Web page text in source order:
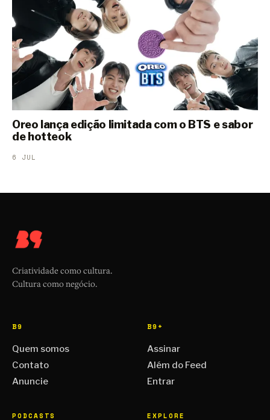
Oreo lança edição limitada com o BTS e sabor
de hotteok
6 JUL
Criatividade como cultura.
Cultura como negócio.
B9
Quem somos
Contato
Anuncie
B9+
Assinar
Além do Feed
Entrar
PODCASTS EXPLORE